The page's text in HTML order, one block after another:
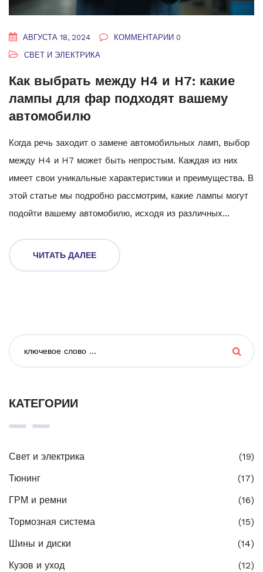
АВГУСТА 18, 2024
КОММЕНТАРИИ 0
СВЕТ И ЭЛЕКТРИКА
Как выбрать между H4 и H7: какие
лампы для фар подходят вашему
автомобилю
Когда речь заходит о замене автомобильных ламп, выбор
между H4 и H7 может быть непростым. Каждая из них
имеет свои уникальные характеристики и преимущества. В
этой статье мы подробно рассмотрим, какие лампы могут
подойти вашему автомобилю, исходя из различных
недостатки, чтобы помочь вам принять обоснованное
решение.
ЧИТАТЬ ДАЛЕЕ
КАТЕГОРИИ
Свет и электрика
(19)
Тюнинг
(17)
ГРМ и ремни
(16)
Тормозная система
(15)
Шины и диски
(14)
Кузов и уход
(12)